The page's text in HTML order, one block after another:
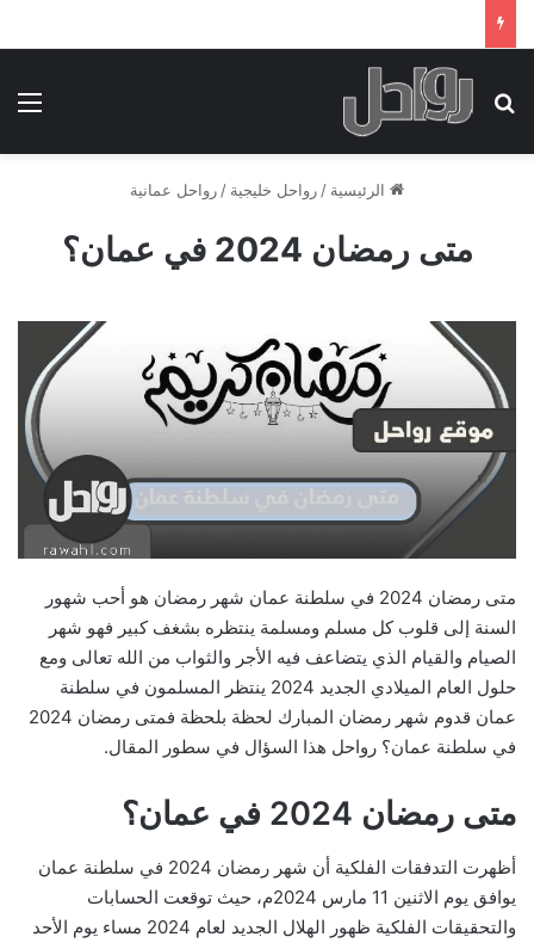
بحث عن
الرئيسية / رواحل خليجية / رواحل عمانية
متى رمضان 2024 في عمان؟
متى رمضان 2024 في سلطنة عمان شهر رمضان هو أحب شهور
السنة إلى قلوب كل مسلم ومسلمة ينتظره بشغف كبير فهو شهر
الصيام والقيام الذي يتضاعف فيه الأجر والثواب من الله تعالى ومع
حلول العام الميلادي الجديد 2024 ينتظر المسلمون في سلطنة
عمان قدوم شهر رمضان المبارك لحظة بلحظة فمتى رمضان 2024
في سلطنة عمان؟ رواحل هذا السؤال في سطور المقال.
متى رمضان 2024 في عمان؟
أظهرت التدفقات الفلكية أن شهر رمضان 2024 في سلطنة عمان
يوافق يوم الاثنين 11 مارس 2024م، حيث توقعت الحسابات
والتحقيقات الفلكية ظهور الهلال الجديد لعام 2024 مساء يوم الأحد